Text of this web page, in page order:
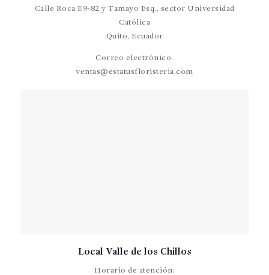
Calle Roca E9-82 y Tamayo Esq., sector Universidad
Católica
Quito, Ecuador
Correo electrónico:
ventas@estatusfloristeria.com
Local Valle de los Chillos
Horario de atención: